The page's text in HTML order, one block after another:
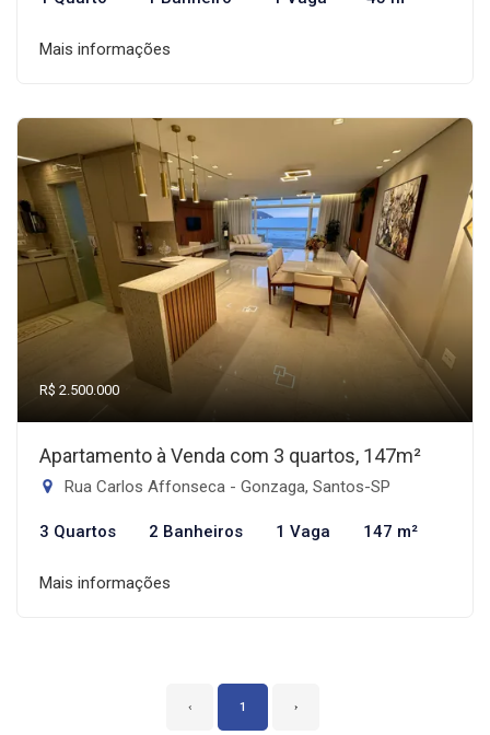
Mais informações
R$ 2.500.000
Apartamento à Venda com 3 quartos, 147m²
Rua Carlos Affonseca - Gonzaga, Santos-SP
3 Quartos 2 Banheiros 1 Vaga 147 m²
Mais informações
‹ 1 ›